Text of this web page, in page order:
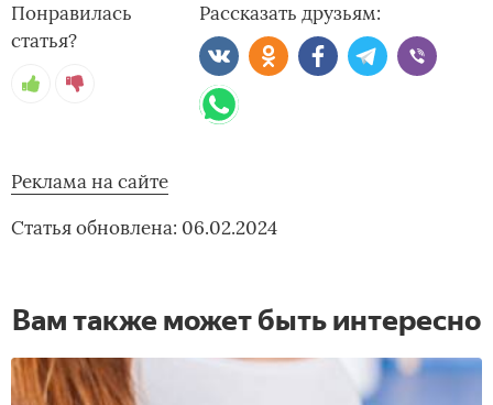
Понравилась
статья?
Рассказать друзьям:
Реклама на сайте
Статья обновлена: 06.02.2024
Вам также может быть интересно